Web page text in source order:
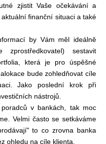
zjistit Vaše očekávání a
finanční situaci a také
by Vám měl ideálně
zprostředkovatel) sestavit
která je pro úspěšné
bude zohledňovat cíle
Jako poslední krok při
nástrojů.
v bankách, tak moc
Velmi často se setkáváme
to co zrovna banka
ohledu na cíle klienta.